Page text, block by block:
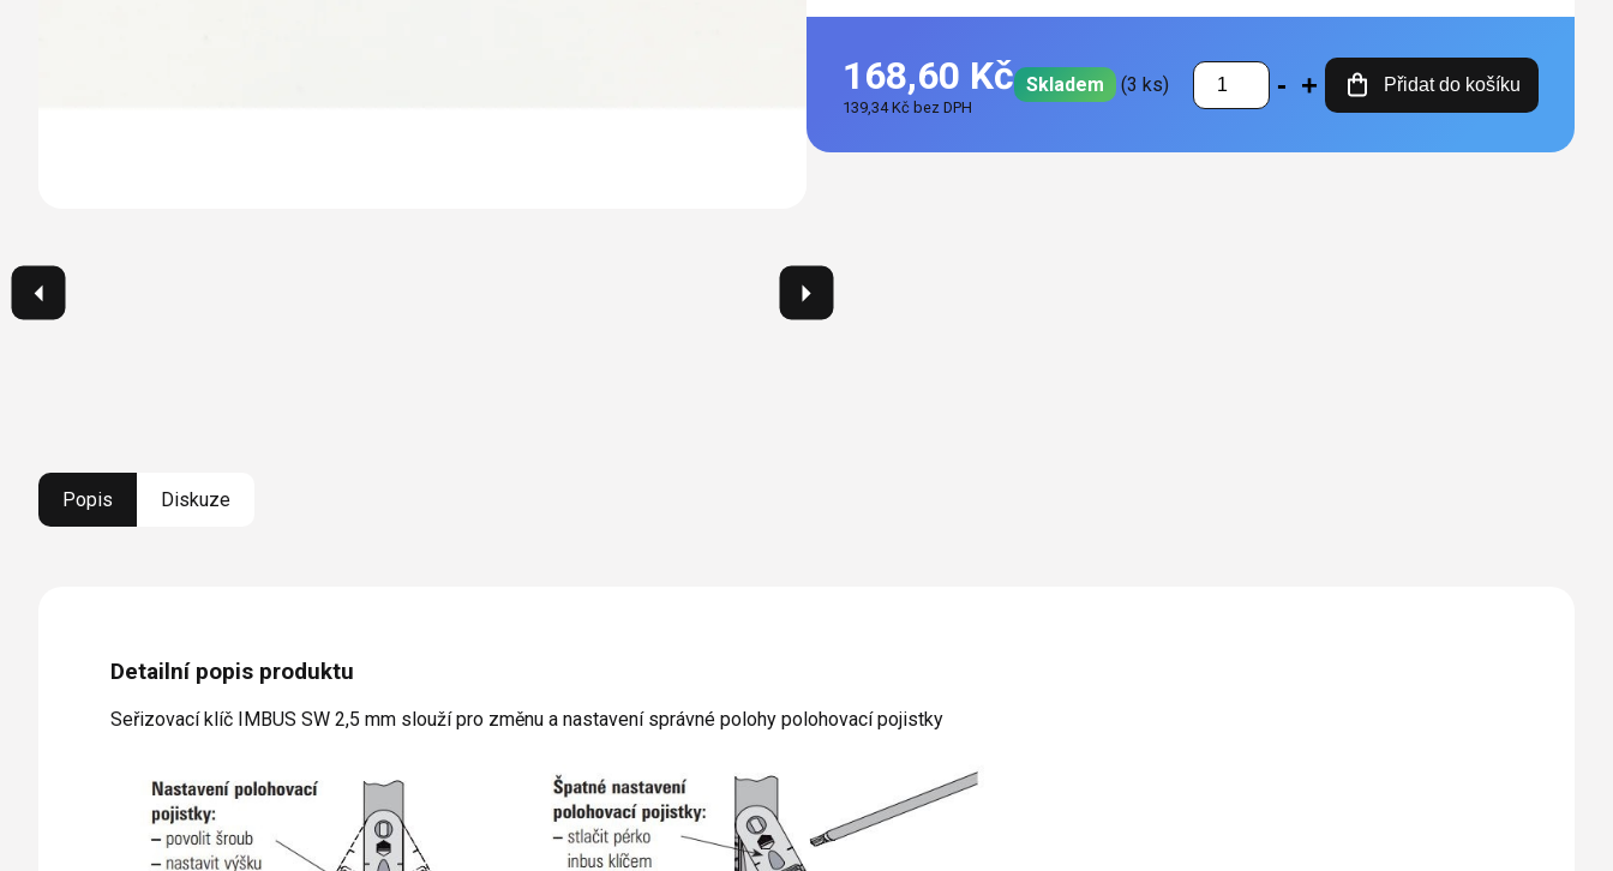
168,60 Kč
139,34 Kč bez DPH
cena:
Skladem (3 ks) Přidat do košíku
Popis Diskuze
Detailní popis produktu
Seřizovací klíč IMBUS SW 2,5 mm slouží pro změnu a nastavení správné polohy polohovací pojistky